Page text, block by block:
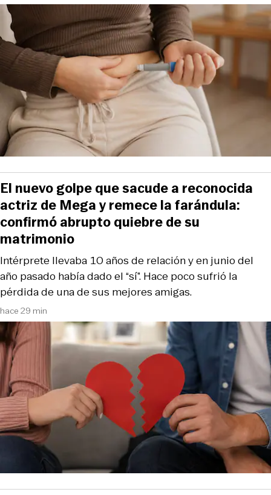
hace 29 min
Intérprete llevaba 10 años de relación y en junio del
año pasado había dado el “sí”. Hace poco sufrió la
pérdida de una de sus mejores amigas.
El nuevo golpe que sacude a reconocida
actriz de Mega y remece la farándula:
confirmó abrupto quiebre de su
matrimonio